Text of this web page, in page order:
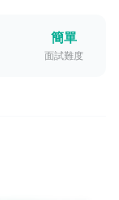
簡單
面試難度